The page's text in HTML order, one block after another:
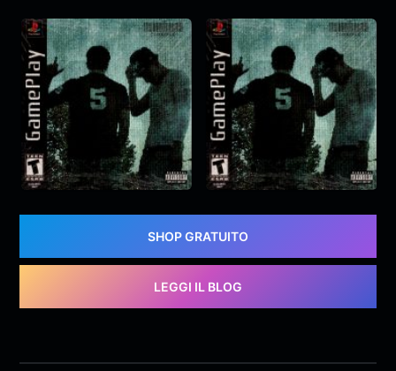
YAMA & Diga –
gameplay
YAMA, Diga&monroe
YAMA & Diga –
gameplay
YAMA, Diga&monroe
SHOP GRATUITO
LEGGI IL BLOG